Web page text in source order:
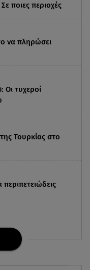
ποιες περιοχές
να πληρώσει
τυχεροί
Τουρκίας στο
- Ξέφυγε από